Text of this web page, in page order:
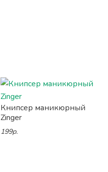
Книпсер маникюрный
Zinger
199р.